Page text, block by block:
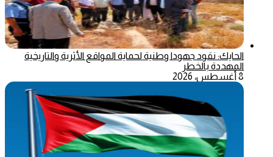
الحايك: نقود جهودا وطنية لحماية المواقع الأثرية والتاريخية
المهددة بالخطر
8 أغسطس، 2026